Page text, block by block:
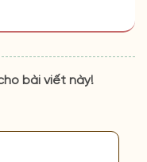
bài viết này!